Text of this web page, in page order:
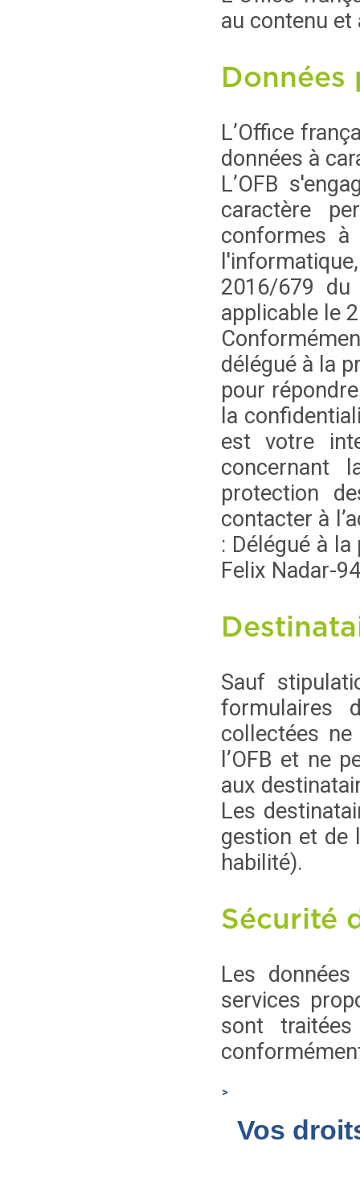
au contenu
Données
L’Office
données à
L’OFB
caractère
conformes
2016/679
applicable le
délégué à la
pour
la
est votre
concernant
protection
contacter à
: Délégué à
Felix Nadar-
Sauf
formulaires
collectées
l’OFB et ne
aux
Les
gestion et de
habilité).
Sécurité
Les
services
sont
Vos